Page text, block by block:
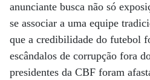
anunciante busca não só
se associar a uma equipe
que a credibilidade do futebol
escândalos de corrupção fora
presidentes da CBF foram